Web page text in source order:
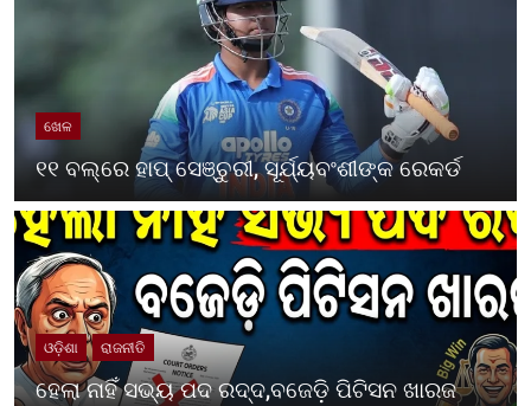
ଖେଳ
୧୧ ବଲ୍‌ରେ ହାପ୍ ସେଞ୍ଚୁରୀ, ସୂର୍ଯ୍ୟବଂଶୀଙ୍କ ରେକର୍ଡ
ଓଡ଼ିଶା ରାଜନୀତି
ହେଲା ନାହିଁ ସଭ୍ୟ ପଦ ରଦ୍ଦ,ବଜେଡ଼ି ପିଟିସନ ଖାରଜ